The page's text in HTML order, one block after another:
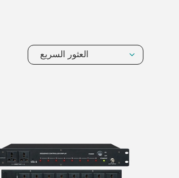
العثور السريع